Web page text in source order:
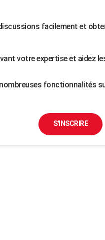
facilement et
votre expertise et aidez
fonctionnalités
S'INSCRIRE